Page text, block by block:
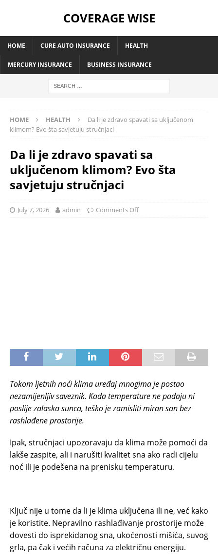
COVERAGE WISE
HOME CURE AUTO INSURANCE HEALTH
MERCURY INSURANCE BUSINESS INSURANCE
HOME HEALTH
Da li je zdravo spavati sa uključenom
klimom? Evo šta savjetuju stručnjaci
Da li je zdravo spavati sa
uključenom klimom? Evo šta
savjetuju stručnjaci
July 7, 2026 admin Comments Off
Tokom ljetnih noći klima uređaj mnogima je postao
nezamijenljiv saveznik. Kada temperature ne padaju ni
poslije zalaska sunca, teško je zamisliti miran san bez
rashlađene prostorije.
Ipak, stručnjaci upozoravaju da klima može pomoći da
lakše zaspite, ali i narušiti kvalitet sna ako radi cijelu
noć ili je podešena na prenisku temperaturu.
Ključ nije u tome da li je klima uključena ili ne, već kako
je koristite. Nepravilno rashlađivanje prostorije može
dovesti do isprekidanog sna, ukočenosti mišića, suvog
grla, pa čak i većih računa za električnu energiju.